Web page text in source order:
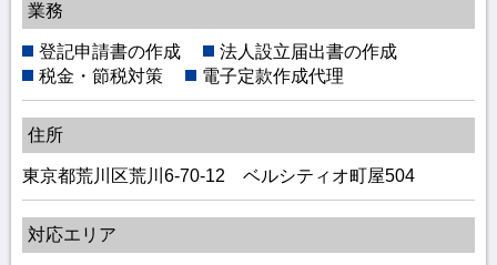
業務
登記申請書の作成
法人設立届出書の作成
税金・節税対策
電子定款作成代理
住所
東京都荒川区荒川6-70-12 ベルシティオ町屋504
対応エリア